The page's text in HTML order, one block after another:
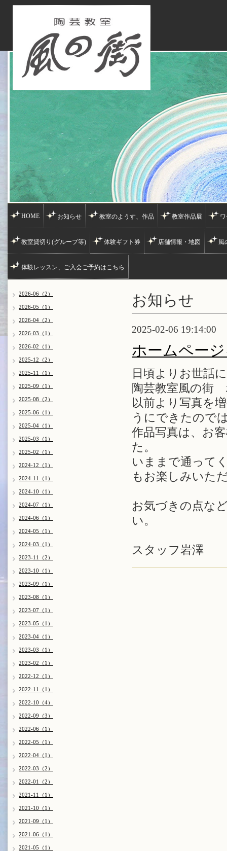
HOME お知らせ 教室のようす、作品 教室作品展
教室貸切り(グループ等) 体験ギフト券 店舗情報・地図 風
体験レッスン、ご入会ご予約はこちら
お知らせ
2025-02-06 19:14:00
ホームペー
日頃よりお世話
陶芸教室風の街
以前より写真を
うにできたので
作品写真は、お
た。
いままで通って
もお楽しみいた
お気づきの点な
い。
スタッフ岩澤
2026-06（2）
2026-05（1）
2026-04（2）
2026-03（1）
2026-02（1）
2025-12（2）
2025-11（1）
2025-09（1）
2025-08（2）
2025-06（1）
2025-04（1）
2025-03（1）
2025-02（1）
2024-12（1）
2024-11（1）
2024-10（1）
2024-07（1）
2024-06（1）
2024-05（1）
2024-03（1）
2023-11（2）
2023-10（1）
2023-09（1）
2023-08（1）
2023-07（1）
2023-05（1）
2023-04（1）
2023-03（1）
2023-02（1）
2022-12（1）
2022-11（1）
2022-10（4）
2022-09（3）
2022-06（1）
2022-05（1）
2022-04（1）
2022-03（2）
2022-01（2）
2021-11（1）
2021-10（1）
2021-09（1）
2021-06（1）
2021-05（1）